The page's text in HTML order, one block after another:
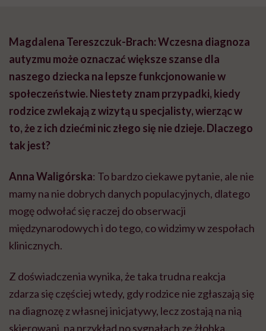
Magdalena Tereszczuk-Brach: Wczesna diagnoza
autyzmu może oznaczać większe szanse dla
naszego dziecka na lepsze funkcjonowanie w
społeczeństwie. Niestety znam przypadki, kiedy
rodzice zwlekają z wizytą u specjalisty, wierząc w
to, że z ich dziećmi nic złego się nie dzieje. Dlaczego
tak jest?
Anna Waligórska: To bardzo ciekawe pytanie, ale nie
mamy na nie dobrych danych populacyjnych, dlatego
mogę odwołać się raczej do obserwacji
międzynarodowych i do tego, co widzimy w zespołach
klinicznych.
Z doświadczenia wynika, że taka trudna reakcja
zdarza się częściej wtedy, gdy rodzice nie zgłaszają się
na diagnozę z własnej inicjatywy, lecz zostają na nią
skierowani, na przykład po sygnałach ze żłobka,